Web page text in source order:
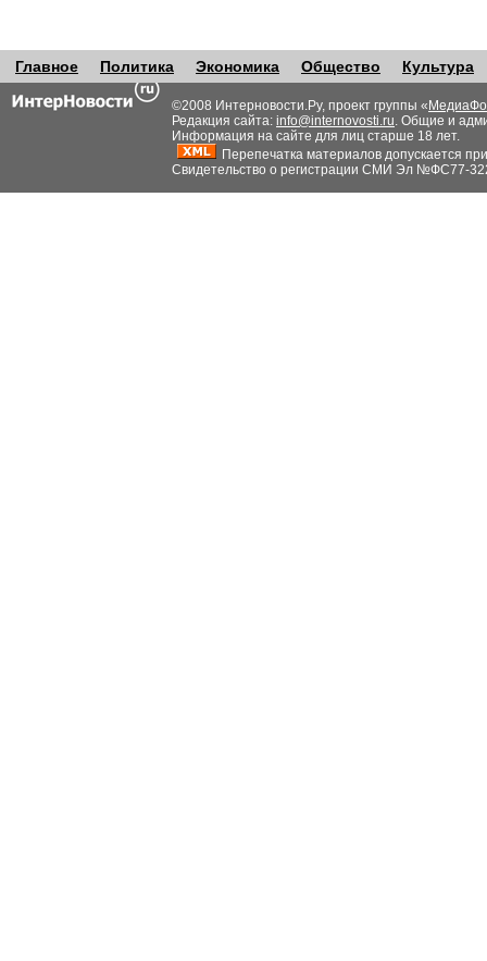
Главное Политика Экономика Общество Культура
©2008 Интерновости.Ру, проект группы «
Редакция сайта: info@internovosti.ru. Общие и
Информация на сайте для лиц старше 18 лет.
Перепечатка материалов допускается
Свидетельство о регистрации СМИ Эл №ФС77-